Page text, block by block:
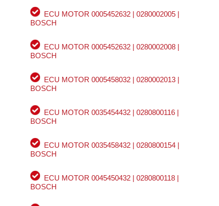
ECU MOTOR 0005452632 | 0280002005 |
BOSCH
ECU MOTOR 0005452632 | 0280002008 |
BOSCH
ECU MOTOR 0005458032 | 0280002013 |
BOSCH
ECU MOTOR 0035454432 | 0280800116 |
BOSCH
ECU MOTOR 0035458432 | 0280800154 |
BOSCH
ECU MOTOR 0045450432 | 0280800118 |
BOSCH